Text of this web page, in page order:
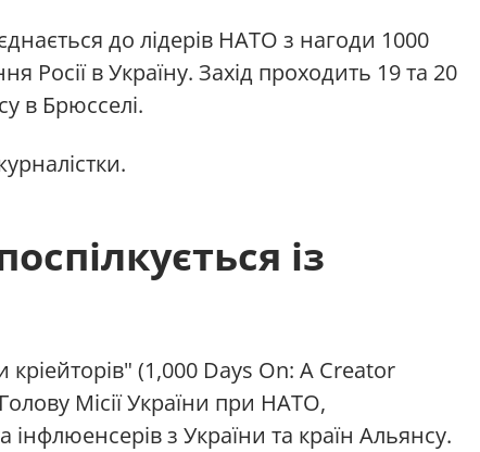
до лідерів НАТО з нагоди 1000
Росії в Україну. Захід проходить 19 та 20
в Брюсселі.
із
(1,000 Days On: A Creator
Місії України при НАТО,
з України та країн Альянсу.